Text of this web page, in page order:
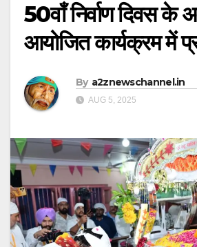
50वाँ निर्वाण दिवस के
आयोजित कार्यक्रम में
By a2znewschannel.in
AUG 5, 2025